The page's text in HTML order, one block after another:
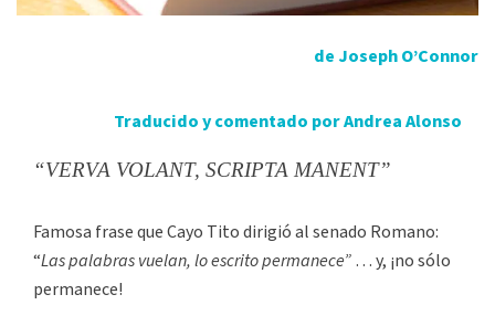
de Joseph O’Connor
Traducido y comentado por Andrea Alonso
“VERVA VOLANT, SCRIPTA MANENT”
Famosa frase que Cayo Tito dirigió al senado Romano:
“Las palabras vuelan, lo escrito permanece”… y, ¡no sólo
permanece!